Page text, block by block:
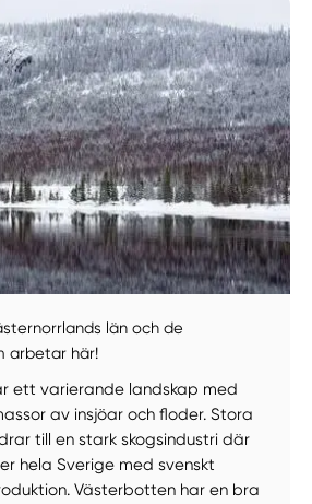
län och de
arbetar här!
ett varierande landskap med
av insjöar och floder. Stora
till en stark skogsindustri där
hela Sverige med svenskt
Västerbotten har en bra